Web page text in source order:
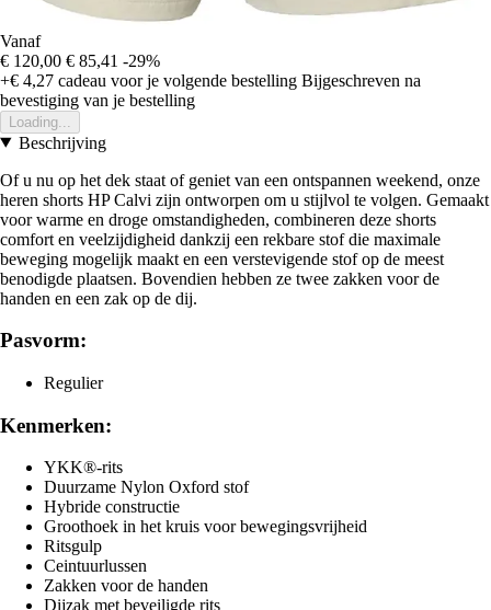
Vanaf
€ 120,00 € 85,41 -29%
+€ 4,27 cadeau voor je volgende bestelling Bijgeschreven na
bevestiging van je bestelling
Loading...
Beschrijving
Of u nu op het dek staat of geniet van een ontspannen weekend, onze
heren shorts HP Calvi zijn ontworpen om u stijlvol te volgen. Gemaakt
voor warme en droge omstandigheden, combineren deze shorts
comfort en veelzijdigheid dankzij een rekbare stof die maximale
beweging mogelijk maakt en een verstevigende stof op de meest
benodigde plaatsen. Bovendien hebben ze twee zakken voor de
handen en een zak op de dij.
Pasvorm:
Regulier
Kenmerken:
YKK®-rits
Duurzame Nylon Oxford stof
Hybride constructie
Groothoek in het kruis voor bewegingsvrijheid
Ritsgulp
Ceintuurlussen
Zakken voor de handen
Dijzak met beveiligde rits